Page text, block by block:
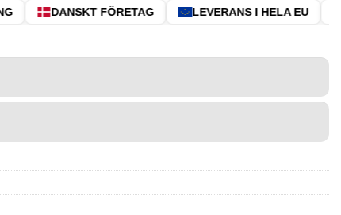
DANSKT FÖRETAG LEVERANS I HELA EU